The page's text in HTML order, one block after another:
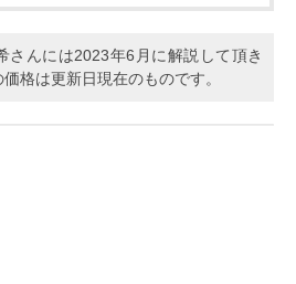
さんには2023年6月に解説して頂き
格は更新日現在のものです。